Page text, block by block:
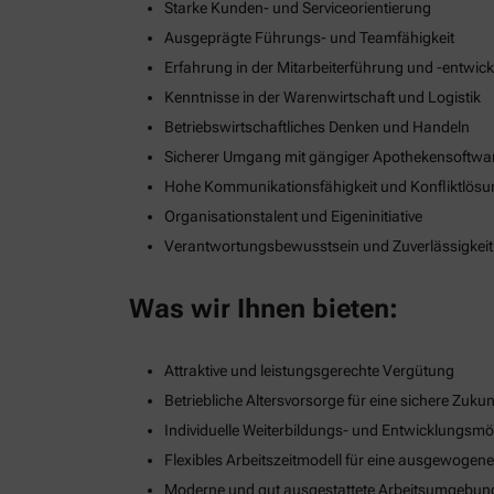
Starke Kunden- und Serviceorientierung
Ausgeprägte Führungs- und Teamfähigkeit
Erfahrung in der Mitarbeiterführung und -
Kenntnisse in der Warenwirtschaft und Logistik
Betriebswirtschaftliches Denken und Handeln
Sicherer Umgang mit gängiger
Hohe Kommunikationsfähigkeit und
Organisationstalent und Eigeninitiative
Verantwortungsbewusstsein und Zuverlässigkeit
Was wir Ihnen bieten:
Attraktive und leistungsgerechte Vergütung
Betriebliche Altersvorsorge für eine sichere
Individuelle Weiterbildungs- und
Flexibles Arbeitszeitmodell für eine
Moderne und gut ausgestattete